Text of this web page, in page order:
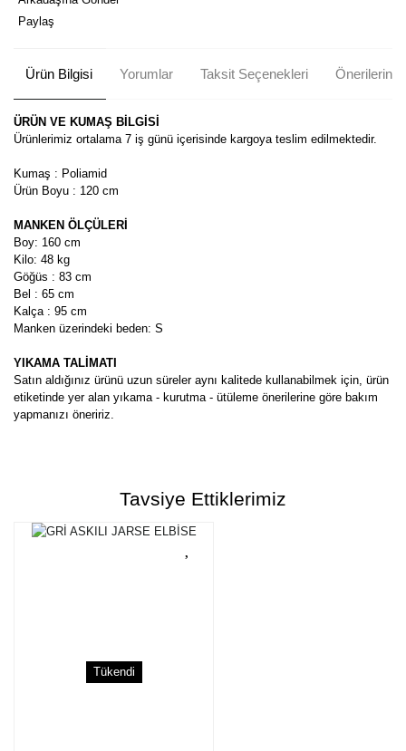
Paylaş
Ürün Bilgisi Yorumlar Taksit Seçenekleri Önerileriniz
ÜRÜN VE KUMAŞ BİLGİSİ
Ürünlerimiz ortalama 7 iş günü içerisinde kargoya teslim edilmektedir.
Kumaş : Poliamid
Ürün Boyu : 120 cm
MANKEN ÖLÇÜLERİ
Boy: 160 cm
Kilo: 48 kg
Göğüs : 83 cm
Bel : 65 cm
Kalça : 95 cm
Manken üzerindeki beden: S
YIKAMA TALİMATI
Satın aldığınız ürünü uzun süreler aynı kalitede kullanabilmek için, ürün
etiketinde yer alan yıkama - kurutma - ütüleme önerilerine göre bakım
yapmanızı öneririz.
tarafımıza iletebilirsiniz.
Görüş ve önerileriniz için teşekkür ederiz.
Ürün resmi kalitesiz, bozuk veya görüntülenemiyor.
Bu ürüne benzer farklı alternatifler olmalı.
Tavsiye Ettiklerimiz
Tükendi